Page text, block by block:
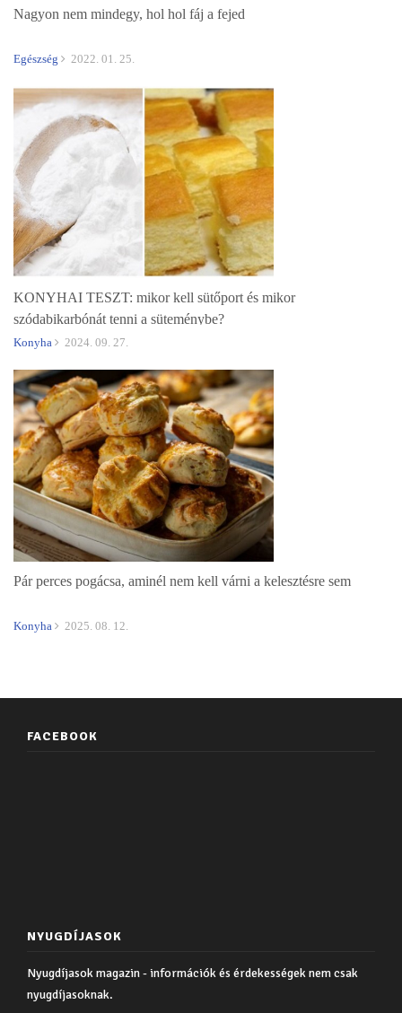
Nagyon nem mindegy, hol hol fáj a fejed
Egészség 2022. 01. 25.
KONYHAI TESZT: mikor kell sütőport és mikor
szódabikarbónát tenni a süteménybe?
Konyha 2024. 09. 27.
Pár perces pogácsa, aminél nem kell várni a kelesztésre sem
Konyha 2025. 08. 12.
FACEBOOK
NYUGDÍJASOK
Nyugdíjasok magazin - információk és érdekességek nem csak
nyugdíjasoknak.